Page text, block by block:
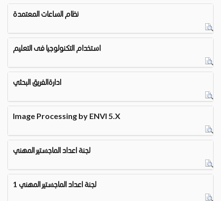
نظام الساعات المعتمدة
استخدام التكنولوجيا فى التعليم
ادارةالفريق البحثي
Image Processing by ENVI 5.X
لجنة اعداد الماجستير المهني
لجنة اعداد الماجستير المهني 1